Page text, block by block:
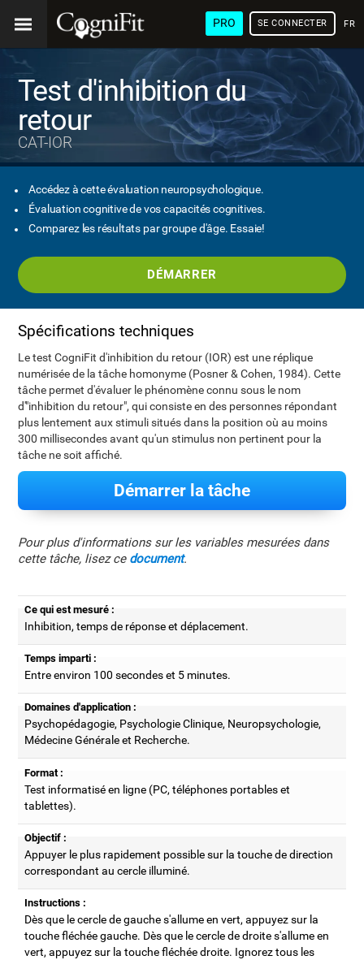
PRO SE CONNECTER
Test d'inhibition du
retour
CAT-IOR
Accédez à cette évaluation neuropsychologique.
Évaluation cognitive de vos capacités cognitives.
Comparez les résultats par groupe d'âge. Essaie!
DÉMARRER
Spécifications techniques
Le test CogniFit d'inhibition du retour (IOR) est une réplique
numérisée de la tâche homonyme (Posner & Cohen, 1984). Cette
tâche permet d'évaluer le phénomène connu sous le nom
d'"inhibition du retour", qui consiste en des personnes répondant
plus lentement aux stimuli situés dans la position où au moins
300 millisecondes avant qu'un stimulus non pertinent pour la
tâche ne soit affiché.
Démarrer la tâche
Pour plus d'informations sur les variables mesurées dans
cette tâche, lisez ce document.
Ce qui est mesuré :
Inhibition, temps de réponse et déplacement.
Temps imparti :
Entre environ 100 secondes et 5 minutes.
Domaines d'application :
Psychopédagogie, Psychologie Clinique, Neuropsychologie,
Médecine Générale et Recherche.
Format :
Test informatisé en ligne (PC, téléphones portables et
tablettes).
Objectif :
Appuyer le plus rapidement possible sur la touche de direction
correspondant au cercle illuminé.
Instructions :
Dès que le cercle de gauche s'allume en vert, appuyez sur la
touche fléchée gauche. Dès que le cercle de droite s'allume en
vert, appuyez sur la touche fléchée droite. Ignorez tous les